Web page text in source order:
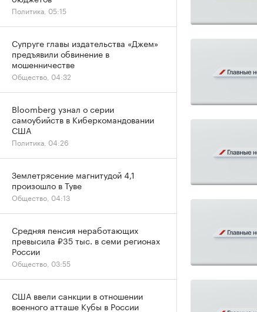
Политика, 05:15
Супруге главы издательства «Джем»
предъявили обвинение в
мошенничестве
Общество, 04:32
Bloomberg узнал о серии
самоубийств в Киберкомандовании
США
Политика, 04:26
Землетрясение магнитудой 4,1
произошло в Туве
Общество, 04:13
Средняя пенсия неработающих
превысила ₽35 тыс. в семи регионах
России
Общество, 03:55
США ввели санкции в отношении
военного атташе Кубы в России